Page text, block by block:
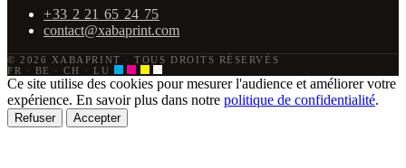
+33 2 21 65 24 75
contact@xabaprint.com
© 2026 XABAPRINT ·
TOUS DROITS RÉSERVÉS
FR · BE · CH · LU
Ce site utilise des cookies pour mesurer l'audience et améliorer votre
expérience. En savoir plus dans notre politique de confidentialité.
Refuser Accepter